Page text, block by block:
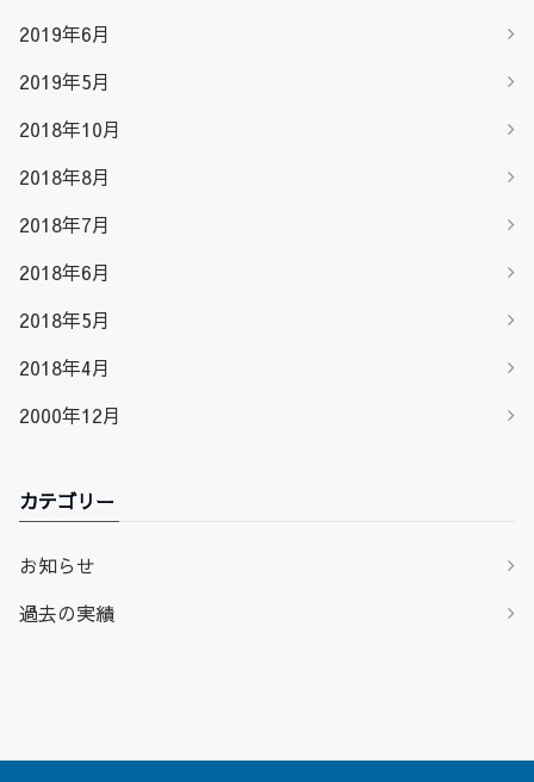
2019年6月
2019年5月
2018年10月
2018年8月
2018年7月
2018年6月
2018年5月
2018年4月
2000年12月
カテゴリー
お知らせ
過去の実績